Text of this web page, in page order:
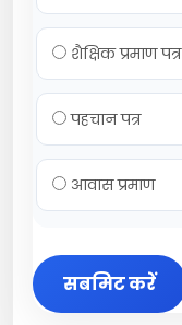
शैक्षिक प्रमाण पत्र
पहचान पत्र
आवास प्रमाण
सबमिट करें